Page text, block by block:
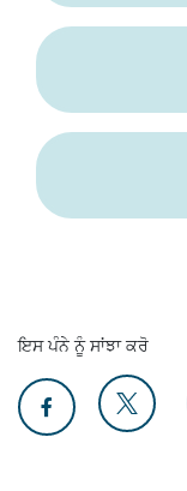
ਇਸ ਪੰਨੇ ਨੂੰ ਸਾਂਝਾ ਕਰੋ